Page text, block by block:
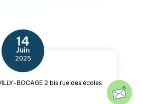
14
Juin
2025
VILLY-BOCAGE 2 bis rue des écoles